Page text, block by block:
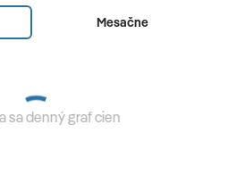
hotel • recepcia • Wi-Fi
• kino pre 228 osôb •
výhľadom na more •
Mesačne
sa denný graf cien